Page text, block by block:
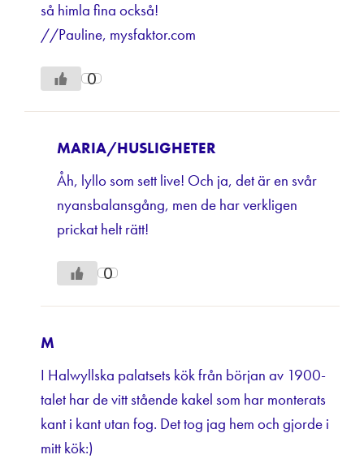
så himla fina också!
//Pauline, mysfaktor.com
0
MARIA/HUSLIGHETER
Åh, lyllo som sett live! Och ja, det är en svår
nyansbalansgång, men de har verkligen
prickat helt rätt!
0
M
I Halwyllska palatsets kök från början av 1900-
talet har de vitt stående kakel som har monterats
kant i kant utan fog. Det tog jag hem och gjorde i
mitt kök:)